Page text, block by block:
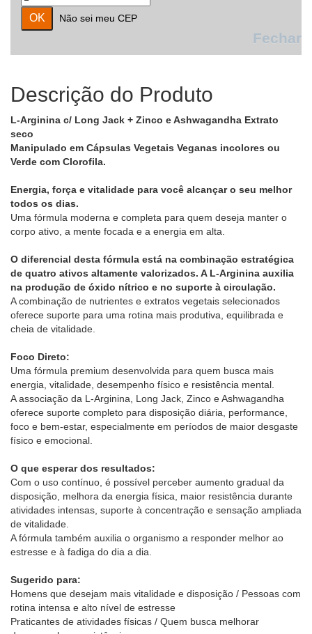
Não sei meu CEP
Fechar
Descrição do Produto
L-Arginina c/ Long Jack + Zinco e Ashwagandha Extrato
seco
Manipulado em Cápsulas Vegetais Veganas incolores ou
Verde com Clorofila.
Energia, força e vitalidade para você alcançar o seu melhor
todos os dias.
Uma fórmula moderna e completa para quem deseja manter o
corpo ativo, a mente focada e a energia em alta.
O diferencial desta fórmula está na combinação estratégica
de quatro ativos altamente valorizados. A L-Arginina auxilia
na produção de óxido nítrico e no suporte à circulação.
A combinação de nutrientes e extratos vegetais selecionados
oferece suporte para uma rotina mais produtiva, equilibrada e
cheia de vitalidade.
Foco Direto:
Uma fórmula premium desenvolvida para quem busca mais
energia, vitalidade, desempenho físico e resistência mental.
A associação da L-Arginina, Long Jack, Zinco e Ashwagandha
oferece suporte completo para disposição diária, performance,
foco e bem-estar, especialmente em períodos de maior desgaste
físico e emocional.
O que esperar dos resultados:
Com o uso contínuo, é possível perceber aumento gradual da
disposição, melhora da energia física, maior resistência durante
atividades intensas, suporte à concentração e sensação ampliada
de vitalidade.
A fórmula também auxilia o organismo a responder melhor ao
estresse e à fadiga do dia a dia.
Sugerido para:
Homens que desejam mais vitalidade e disposição / Pessoas com
rotina intensa e alto nível de estresse
Praticantes de atividades físicas / Quem busca melhorar